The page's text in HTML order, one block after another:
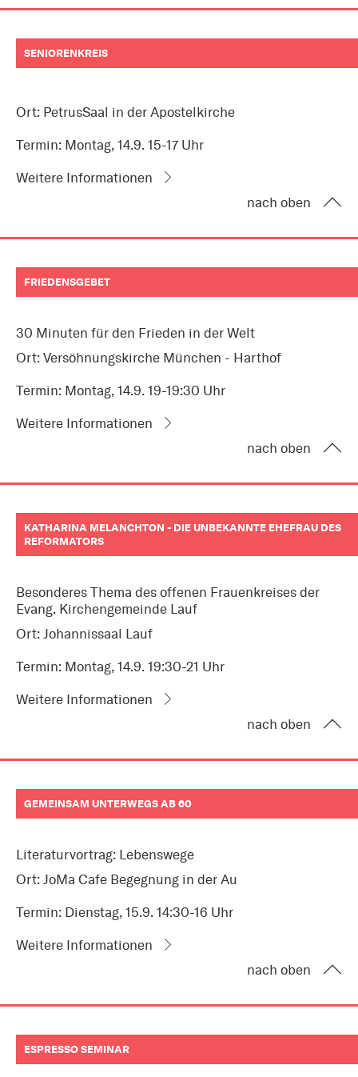
SENIORENKREIS
Ort: PetrusSaal in der Apostelkirche
Termin: Montag, 14.9. 15-17 Uhr
Weitere Informationen
nach oben
FRIEDENSGEBET
30 Minuten für den Frieden in der Welt
Ort: Versöhnungskirche München - Harthof
Termin: Montag, 14.9. 19-19:30 Uhr
Weitere Informationen
nach oben
KATHARINA MELANCHTON - DIE UNBEKANNTE EHEFRAU DES
REFORMATORS
Besonderes Thema des offenen Frauenkreises der
Evang. Kirchengemeinde Lauf
Ort: Johannissaal Lauf
Termin: Montag, 14.9. 19:30-21 Uhr
Weitere Informationen
nach oben
GEMEINSAM UNTERWEGS AB 60
Literaturvortrag: Lebenswege
Ort: JoMa Cafe Begegnung in der Au
Termin: Dienstag, 15.9. 14:30-16 Uhr
Weitere Informationen
nach oben
ESPRESSO SEMINAR